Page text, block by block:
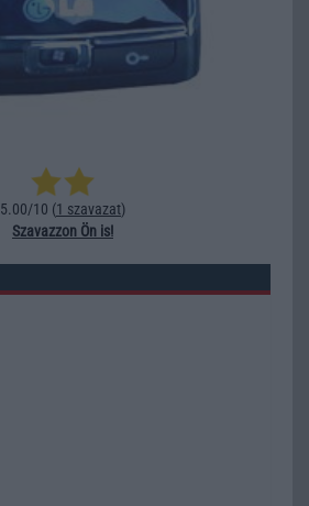
5.00/10 (1 szavazat)
Szavazzon Ön is!